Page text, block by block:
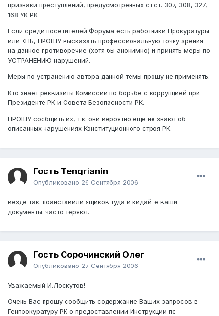
признаки преступлений, предусмотренных ст.ст. 307, 308, 327,
168 УК РК
Если среди посетителей Форума есть работники Прокуратуры
или КНБ, ПРОШУ высказать профессиональную точку зрения
на данное противоречие (хотя бы анонимно) и принять меры по
УСТРАНЕНИЮ нарушений.
Меры по устранению автора данной темы прошу не применять.
Кто знает реквизиты Комиссии по борьбе с коррупцией при
Президенте РК и Совета Безопасности РК.
ПРОШУ сообщить их, т.к. они вероятно еще не знают об
описанных нарушениях Конституционного строя РК.
Гость Tengrianin
Опубликовано 26 Сентября 2006
везде так. поанставили ящиков туда и кидайте ваши
документы. часто теряют.
Гость Сорочинский Олег
Опубликовано 27 Сентября 2006
Уважаемый И.Лоскутов!
Очень Вас прошу сообщить содержание Ваших запросов в
Генпрокуратуру РК о предоставлении Инструкции по